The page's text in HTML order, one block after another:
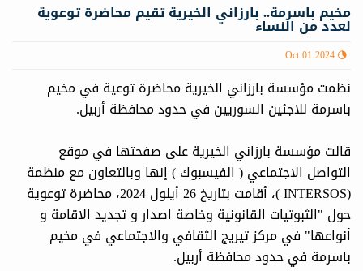
مخيم باسرمة.. بارزاني الخيرية تقيم محاضرة توعوية
لعدد من النساء
Oct 01 2024
نظمت مؤسسة بارزاني الخيرية محاضرة توعية في مخيم
باسرمة للاجئين السوريين في حدود محافظة أربيل.
قالت مؤسسة بارزاني الخيرية على صفحتها في موقع
التواصل الاجتماعي ( الفيسبوك ) إنها وبالتعاون مع منظمة
(INTERSOS )، أقامت بتاريخ 26 أيلول 2024، محاضرة توعوية
حول "الثبوتيات القانونية وخاصة اصدار و تجديد الاقامة و
أنواعها" في مركز تيريج الثقافي والاجتماعي في مخيم
باسرمة في حدود محافظة أربيل.